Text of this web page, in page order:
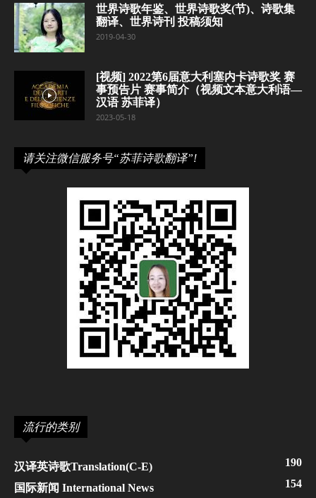
世界诗歌年鉴、世界诗歌奖(节)、诗歌集
翻译、世界诗刊 投稿须知
2019-04-30
[视频] 2022第6届意大利塞内卡诗歌奖 赛
事预告片 赛事简介（视频文本意大利语—
汉语 苏菲译）
2023-05-18
请关注微信服务号“苏菲诗歌翻译”!
流行的类别
汉译英诗歌Translation(C-E) 190
国际新闻 International News 154